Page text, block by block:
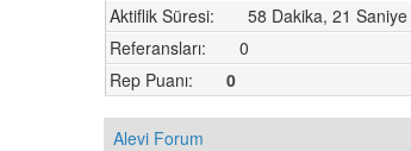
Aktiflik Süresi:
58 Dakika, 21 Saniye
Referansları:
0
Rep Puanı:
0
Alevi Forum